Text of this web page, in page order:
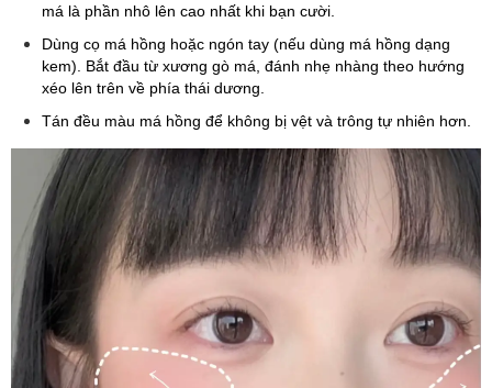
má là phần nhô lên cao nhất khi bạn cười.
Dùng cọ má hồng hoặc ngón tay (nếu dùng má hồng dạng
kem). Bắt đầu từ xương gò má, đánh nhẹ nhàng theo hướng
xéo lên trên về phía thái dương.
Tán đều màu má hồng để không bị vệt và trông tự nhiên hơn.